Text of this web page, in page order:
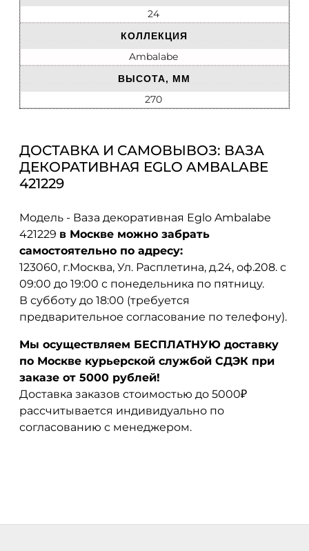
24
КОЛЛЕКЦИЯ
Ambalabe
ВЫСОТА, ММ
270
ДОСТАВКА И САМОВЫВОЗ: ВАЗА
ДЕКОРАТИВНАЯ EGLO AMBALABE
421229
Модель - Ваза декоративная Eglo Ambalabe
421229 в Москве можно забрать
самостоятельно по адресу:
123060, г.Москва, Ул. Расплетина, д.24, оф.208. с
09:00 до 19:00 с понедельника по пятницу.
В субботу до 18:00 (требуется
предварительное согласование по телефону).
Мы осуществляем БЕСПЛАТНУЮ доставку
по Москве курьерской службой СДЭК при
заказе от 5000 рублей!
Доставка заказов стоимостью до 5000₽
рассчитывается индивидуально по
согласованию с менеджером.